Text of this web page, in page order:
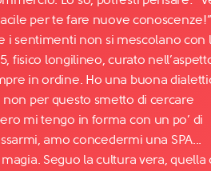
per te fare nuove
i sentimenti non si mescolano con
fisico longilineo, curato
in ordine. Ho una buona
per questo smetto di cercare
mi tengo in forma con un po’ di
amo concedermi una SPA...
Seguo la cultura vera, quella